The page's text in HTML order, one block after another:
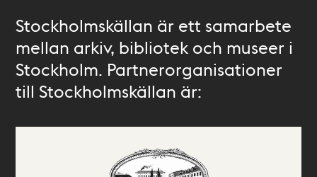
Stockholmskällan är ett samarbete
mellan arkiv, bibliotek och museer i
Stockholm. Partnerorganisationer
till Stockholmskällan är: